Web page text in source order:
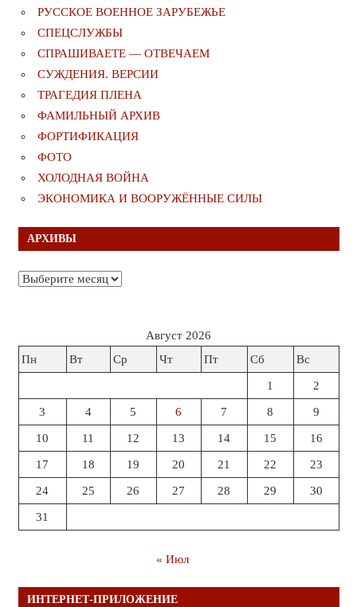
РУССКОЕ ВОЕННОЕ ЗАРУБЕЖЬЕ
СПЕЦСЛУЖБЫ
СПРАШИВАЕТЕ — ОТВЕЧАЕМ
СУЖДЕНИЯ. ВЕРСИИ
ТРАГЕДИЯ ПЛЕНА
ФАМИЛЬНЫЙ АРХИВ
ФОРТИФИКАЦИЯ
ФОТО
ХОЛОДНАЯ ВОЙНА
ЭКОНОМИКА И ВООРУЖЁННЫЕ СИЛЫ
АРХИВЫ
Архивы
Август 2026
Пн
Вт Ср Чт Пт Сб Вс
1 2
3 4 5 6 7 8 9
10 11 12 13 14 15 16
17 18 19 20 21 22 23
24 25 26 27 28 29 30
31
« Июл
ИНТЕРНЕТ-ПРИЛОЖЕНИЕ